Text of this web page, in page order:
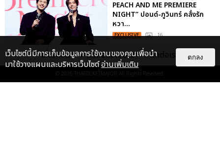
PEACH AND ME PREMIERE
NIGHT” ปอนด์-ภูวินทร์ คลั่งรัก
หวา...
EXCLUSIVE : 16
เคมีดี มวลสนุก! ประมวลภาพ “ดิว-
ธี” เปิดตัวซีรีส์ “MR.KILL มังงะสั่ง
ตาย” ในงาน “MR.KILL...
เกี่ยวกับเรา ติดต่อลงโฆษณา ติดต่อเรา
© 2026 THAITICKETMAJOR All Rights Reserved.
เว็บไซต์นี้มีการเก็บข้อมูลการใช้งานของคุณเพื่อนำ
มาใช้วางแผนและบริหารเว็บไซต์อ่านเพิ่มเติม
ตกลง